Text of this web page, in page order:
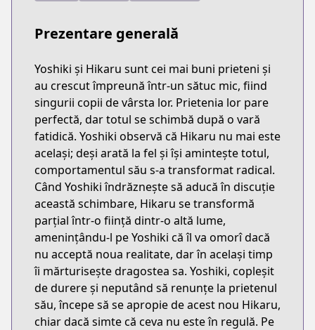
Prezentare generală
Yoshiki și Hikaru sunt cei mai buni prieteni și
au crescut împreună într-un sătuc mic, fiind
singurii copii de vârsta lor. Prietenia lor pare
perfectă, dar totul se schimbă după o vară
fatidică. Yoshiki observă că Hikaru nu mai este
același; deși arată la fel și își amintește totul,
comportamentul său s-a transformat radical.
Când Yoshiki îndrăznește să aducă în discuție
această schimbare, Hikaru se transformă
parțial într-o ființă dintr-o altă lume,
amenințându-l pe Yoshiki că îl va omorî dacă
nu acceptă noua realitate, dar în același timp
îi mărturisește dragostea sa. Yoshiki, copleșit
de durere și neputând să renunțe la prietenul
său, începe să se apropie de acest nou Hikaru,
chiar dacă simte că ceva nu este în regulă. Pe